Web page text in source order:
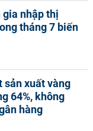
gia nhập thị
tháng 7 biến
sản xuất vàng
64%, không
hàng